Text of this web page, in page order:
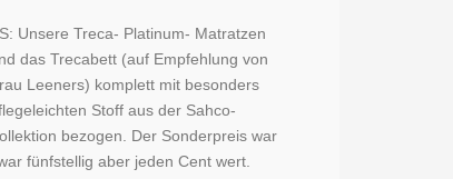
Unsere Treca- Platinum- Matratzen
das Trecabett (auf Empfehlung von
Leeners) komplett mit besonders
Stoff aus der Sahco-
bezogen. Der Sonderpreis war
fünfstellig aber jeden Cent wert.